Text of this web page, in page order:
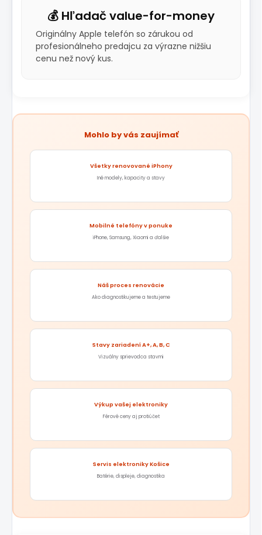
💰 Hľadač value-for-money
Originálny Apple telefón so zárukou od
profesionálneho predajcu za výrazne nižšiu
cenu než nový kus.
Mohlo by vás zaujímať
Všetky renovované iPhony
Iné modely, kapacity a stavy
Mobilné telefóny v ponuke
iPhone, Samsung, Xiaomi a ďalšie
Náš proces renovácie
Ako diagnostikujeme a testujeme
Stavy zariadení A+, A, B, C
Vizuálny sprievodca stavmi
Výkup vašej elektroniky
Férové ceny aj protiúčet
Servis elektroniky Košice
Batérie, displeje, diagnostika